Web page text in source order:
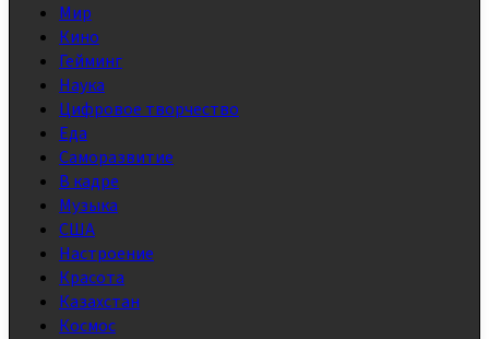
Мир
Кино
Гейминг
Наука
Цифровое творчество
Еда
Саморазвитие
В кадре
Музыка
США
Настроение
Красота
Казахстан
Космос